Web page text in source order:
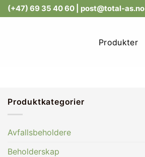
Skip
to
(+47) 69 35 40 60 | post@total-as.no
Produkter
Produktkategorier
Avfallsbeholdere
Beholderskap